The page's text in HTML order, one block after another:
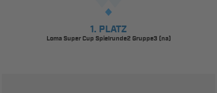
1. PLATZ
Loma Super Cup Spielrunde2 Gruppe3 (na)